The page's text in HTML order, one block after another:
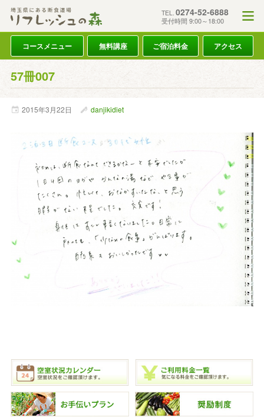
TEL. 0274-52-6888
受付時間 9:00～18:00
コースメニュー 無料講座 ご宿泊料金 アクセス
57冊007
2015年3月22日 danjikidiet